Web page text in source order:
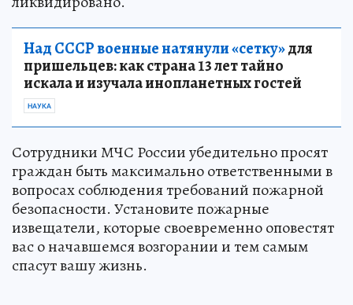
Над СССР военные натянули «сетку»для
пришельцев: как страна 13 лет тайно
искала и изучала инопланетных гостей
НАУКА
Сотрудники МЧС России убедительно просят
граждан быть максимально ответственными в
вопросах соблюдения требований пожарной
безопасности. Установите пожарные
извещатели, которые своевременно оповестят
вас о начавшемся возгорании и тем самым
спасут вашу жизнь.